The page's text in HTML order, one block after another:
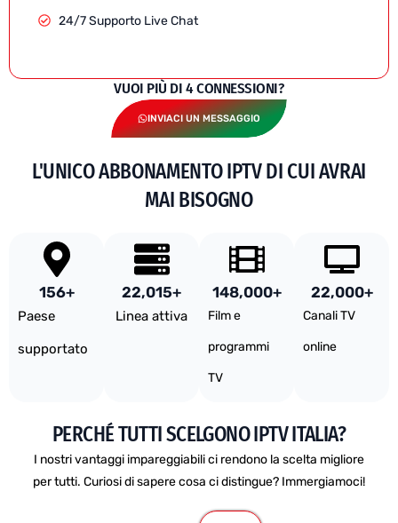
24/7 Supporto Live Chat
VUOI PIÙ DI 4 CONNESSIONI?
INVIACI UN MESSAGGIO
L'UNICO ABBONAMENTO IPTV DI CUI AVRAI
MAI BISOGNO
Paese
supportato
156+
Linea attiva
22,015+
Film e
programmi
TV
148,000+
Canali TV
online
22,000+
PERCHÉ TUTTI SCELGONO IPTV ITALIA?
I nostri vantaggi impareggiabili ci rendono la scelta migliore
per tutti. Curiosi di sapere cosa ci distingue? Immergiamoci!